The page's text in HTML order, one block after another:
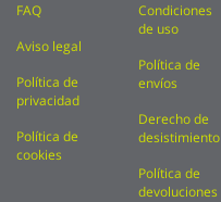
FAQ
Aviso legal
Política de
privacidad
Política de
cookies
Condiciones
de uso
Política de
envíos
Derecho de
desistimiento
Política de
devoluciones